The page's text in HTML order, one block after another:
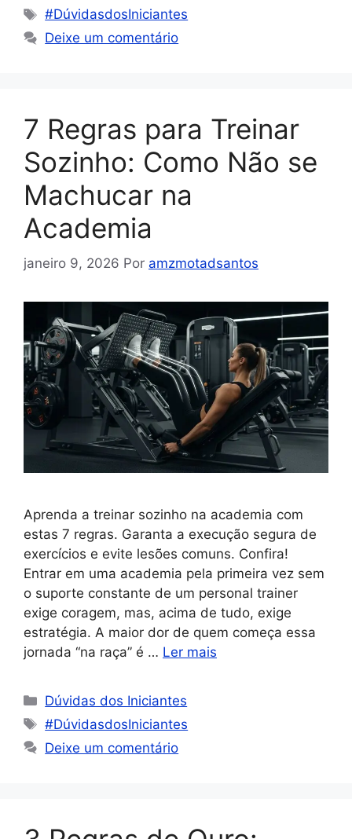
#DúvidasdosIniciantes
Deixe um comentário
7 Regras para Treinar
Sozinho: Como Não se
Machucar na
Academia
janeiro 9, 2026 Por amzmotadsantos
Aprenda a treinar sozinho na academia com
estas 7 regras. Garanta a execução segura de
exercícios e evite lesões comuns. Confira!
Entrar em uma academia pela primeira vez sem
o suporte constante de um personal trainer
exige coragem, mas, acima de tudo, exige
estratégia. A maior dor de quem começa essa
jornada “na raça” é … Ler mais
Dúvidas dos Iniciantes
#DúvidasdosIniciantes
Deixe um comentário